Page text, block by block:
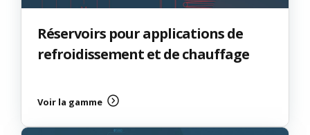
Réservoirs pour applications de
refroidissement et de chauffage
Voir la gamme